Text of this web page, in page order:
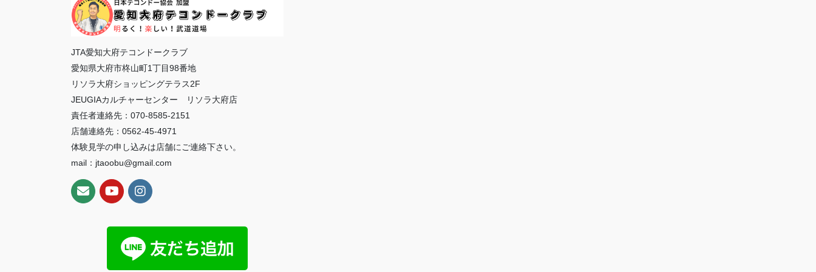
JTA愛知大府テコンドークラブ
愛知県大府市柊山町1丁目98番地
リソラ大府ショッピングテラス2F
JEUGIAカルチャーセンター リソラ大府店
責任者連絡先：070-8585-2151
店舗連絡先：0562-45-4971
体験見学の申し込みは店舗にご連絡下さい。
mail：jtaoobu@gmail.com